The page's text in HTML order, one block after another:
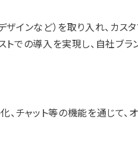
インなど）を取り入れ、カ
での導入を実現し、自社ブラ
チャット等の機能を通じて、